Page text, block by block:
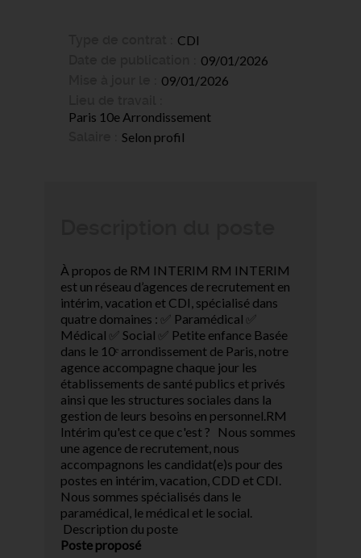
CDI
09/01/2026
09/01/2026
Paris 10e Arrondissement
Selon profil
À propos de RM INTERIM RM INTERIM
est un réseau d’agences de recrutement en
intérim, vacation et CDI, spécialisé dans
quatre domaines : ✅ Paramédical ✅
Médical ✅ Social ✅ Petite enfance Basée
dans le 10ᵉ arrondissement de Paris, notre
agence accompagne chaque jour les
établissements de santé publics et privés
ainsi que les structures sociales dans la
gestion de leurs besoins en personnel.RM
Intérim qu'est ce que c'est ? Nous sommes
une agence de recrutement, nous
accompagnons les candidat(e)s pour des
postes en intérim, vacation, CDD et CDI.
Nous sommes spécialisés dans le
paramédical, le médical et le social.
Description du poste
Poste proposé